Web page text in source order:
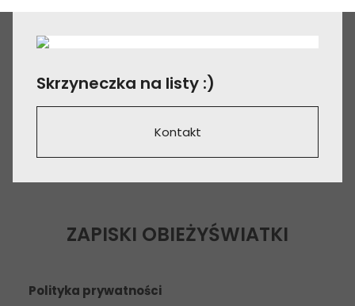
Skrzyneczka na listy :)
Kontakt
ZAPISKI OBIEŻYŚWIATKI
Polityka prywatności